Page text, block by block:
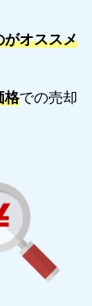
がオススメ
格での売却